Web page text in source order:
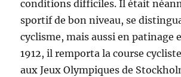
conditions difficiles. Il était
sportif de bon niveau, se
cyclisme, mais aussi en patinage
1912, il remporta la course
aux Jeux Olympiques de